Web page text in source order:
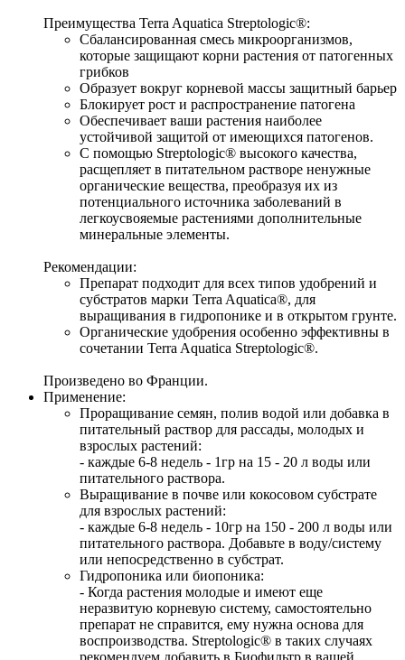
Преимущества Terra Aquatica Streptologic®:
Сбалансированная смесь микроорганизмов,
которые защищают корни растения от патогенных
грибков
Образует вокруг корневой массы защитный барьер
Блокирует рост и распространение патогена
Обеспечивает ваши растения наиболее
устойчивой защитой от имеющихся патогенов.
С помощью Streptologic® высокого качества,
расщепляет в питательном растворе ненужные
органические вещества, преобразуя их из
потенциального источника заболеваний в
легкоусвояемые растениями дополнительные
минеральные элементы.
Рекомендации:
Препарат подходит для всех типов удобрений и
субстратов марки Terra Aquatica®, для
выращивания в гидропонике и в открытом грунте.
Органические удобрения особенно эффективны в
сочетании Terra Aquatica Streptologic®.
Произведено во Франции.
Применение:
Проращивание семян, полив водой или добавка в
питательный раствор для рассады, молодых и
взрослых растений:
- каждые 6-8 недель - 1гр на 15 - 20 л воды или
питательного раствора.
Выращивание в почве или кокосовом субстрате
для взрослых растений:
- каждые 6-8 недель - 10гр на 150 - 200 л воды или
питательного раствора. Добавьте в воду/систему
или непосредственно в субстрат.
Гидропоника или биопоника:
- Когда растения молодые и имеют еще
неразвитую корневую систему, самостоятельно
препарат не справится, ему нужна основа для
воспроизводства. Streptologic® в таких случаях